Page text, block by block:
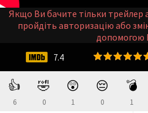
👍
6
🤣
0
😲
1
😔
0
💣
1
7.4
Якщо Ви бачите тільки трейлер
пройдіть авторизацію або
допомогою